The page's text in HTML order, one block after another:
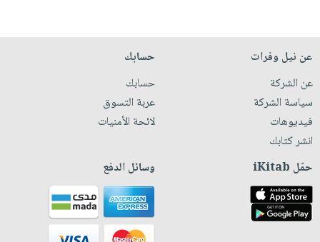
عن نيل وفرات
عن الشركة
سياسة الشركة
فيديوهات
انشر كتابك
حسابك
حسابك
عربة التسوق
لائحة الأمنيات
حمّل iKitab وسائل الدفع